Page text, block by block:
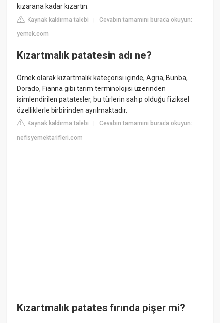
kızarana kadar kızartın.
Kaynak kaldırma talebi |Cevabın tamamını burada okuyun:
yemek.com
Kızartmalık patatesin adı ne?
Örnek olarak kızartmalık kategorisi içinde, Agria, Bunba,
Dorado, Fianna gibi tarım terminolojisi üzerinden
isimlendirilen patatesler, bu türlerin sahip olduğu fiziksel
özelliklerle birbirinden ayrılmaktadır.
Kaynak kaldırma talebi |Cevabın tamamını burada okuyun:
nefisyemektarifleri.com
Kızartmalık patates fırında pişer mi?